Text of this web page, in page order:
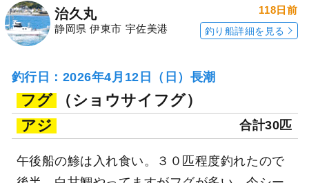
治久丸
静岡県 伊東市 宇佐美港
118日前
釣り船詳細を見る
釣行日：2026年4月12日（日）長潮
フグ
（ショウサイフグ）
アジ
合計30匹
午後船の鯵は入れ食い。３０匹程度釣れたので